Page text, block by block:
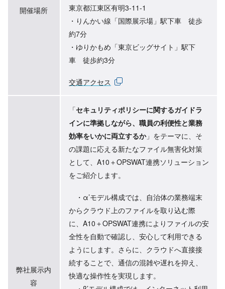
開催場所
東京都江東区有明3-11-1
・りんかい線「国際展示場」駅下車 徒歩
約7分
・ゆりかもめ「東京ビッグサイト」駅下
車 徒歩約3分
交通アクセス
弊社展示内
容
「セキュリティポリシーに関するガイドラ
インに準拠しながら、職員の利便性と業務
効率をいかに両立するか」をテーマに、そ
の課題に応える新たなファイル無害化対策
として、A10＋OPSWAT連携ソリューション
をご紹介します。
・α’モデル構成では、自治体の業務端末
からクラウド上のファイルを取り込む際
に、A10＋OPSWAT連携によりファイルの安
全性を自動で確認し、安心して利用できる
ようにします。さらに、クラウドへ直接接
続することで、通信の混雑や遅れを抑え、
快適な操作性を実現します。